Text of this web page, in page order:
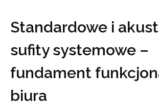
Standardowe i
sufity systemowe –
fundament
biura